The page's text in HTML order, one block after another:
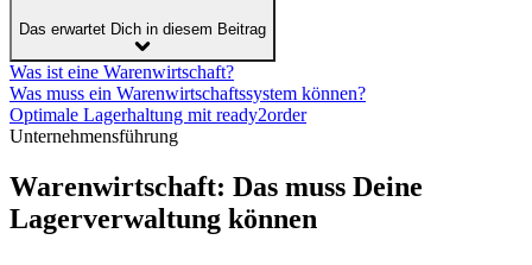
Das erwartet Dich in diesem Beitrag
Was ist eine Warenwirtschaft?
Was muss ein Warenwirtschaftssystem können?
Optimale Lagerhaltung mit ready2order
Unternehmensführung
Warenwirtschaft: Das muss Deine
Lagerverwaltung können